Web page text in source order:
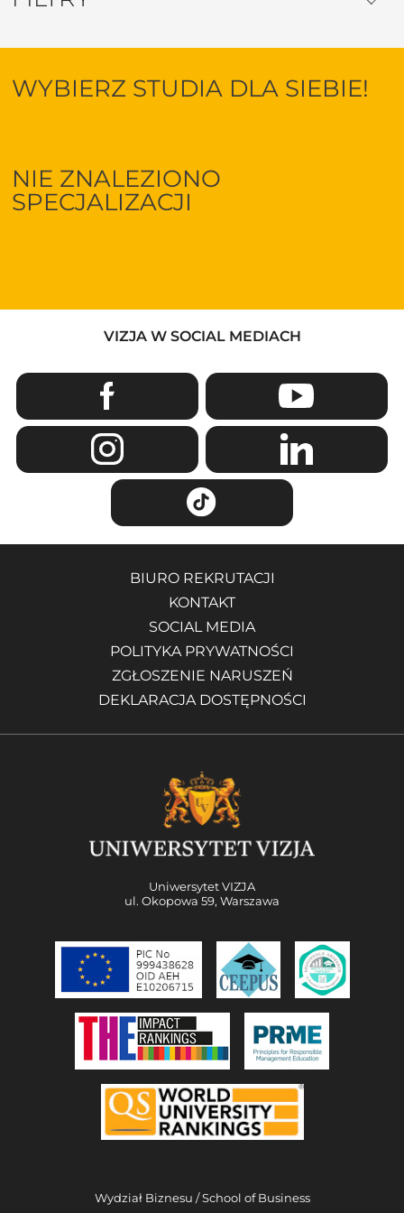
WYBIERZ STUDIA DLA SIEBIE!
NIE ZNALEZIONO
SPECJALIZACJI
VIZJA W SOCIAL MEDIACH
BIURO REKRUTACJI
KONTAKT
SOCIAL MEDIA
POLITYKA PRYWATNOŚCI
ZGŁOSZENIE NARUSZEŃ
DEKLARACJA DOSTĘPNOŚCI
Uniwersytet VIZJA
ul. Okopowa 59, Warszawa
Wydział Biznesu / School of Business